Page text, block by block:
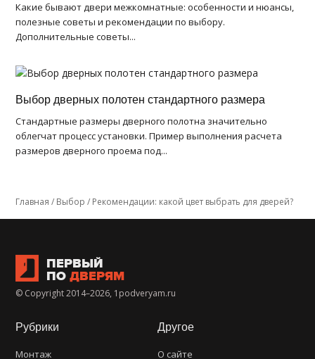
Какие бывают двери межкомнатные: особенности и нюансы,
полезные советы и рекомендации по выбору.
Дополнительные советы...
Выбор дверных полотен стандартного размера
Стандартные размеры дверного полотна значительно
облегчат процесс установки. Пример выполнения расчета
размеров дверного проема под...
Главная / Выбор / Рекомендации: какой цвет выбрать для дверей?
ПЕРВЫЙ
ПО ДВЕРЯМ
© Copyright 2014–2026, 1podveryam.ru
Другое
О сайте
Рубрики
Монтаж